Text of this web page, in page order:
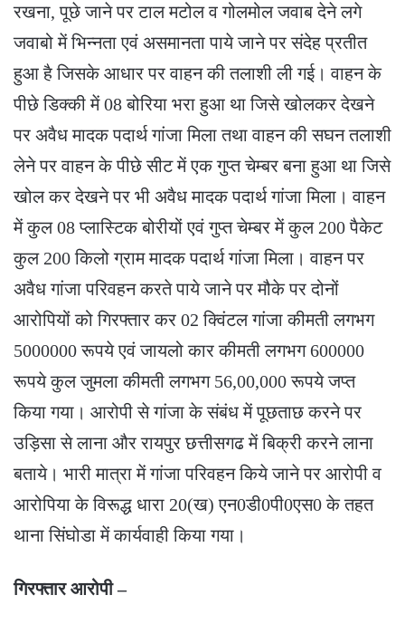
रखना, पूछे जाने पर टाल मटोल व गोलमोल जवाब देने लगे
जवाबो में भिन्नता एवं असमानता पाये जाने पर संदेह प्रतीत
हुआ है जिसके आधार पर वाहन की तलाशी ली गई। वाहन के
पीछे डिक्की में 08 बोरिया भरा हुआ था जिसे खोलकर देखने
पर अवैध मादक पदार्थ गांजा मिला तथा वाहन की सघन तलाशी
लेने पर वाहन के पीछे सीट में एक गुप्त चेम्बर बना हुआ था जिसे
खोल कर देखने पर भी अवैध मादक पदार्थ गांजा मिला। वाहन
में कुल 08 प्लास्टिक बोरीयों एवं गुप्त चेम्बर में कुल 200 पैकेट
कुल 200 किलो ग्राम मादक पदार्थ गांजा मिला। वाहन पर
अवैध गांजा परिवहन करते पाये जाने पर मौके पर दोनों
आरोपियों को गिरफ्तार कर 02 क्विंटल गांजा कीमती लगभग
5000000 रूपये एवं जायलो कार कीमती लगभग 600000
रूपये कुल जुमला कीमती लगभग 56,00,000 रूपये जप्त
किया गया। आरोपी से गांजा के संबंध में पूछताछ करने पर
उड़िसा से लाना और रायपुर छत्तीसगढ में बिक्री करने लाना
बताये। भारी मात्रा में गांजा परिवहन किये जाने पर आरोपी व
आरोपिया के विरूद्ध धारा 20(ख) एन0डी0पी0एस0 के तहत
थाना सिंघोडा में कार्यवाही किया गया।
गिरफ्तार आरोपी –